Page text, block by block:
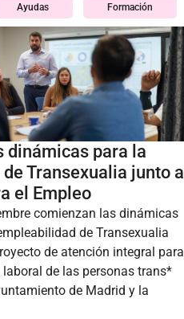
Ayudas Formación
dinámicas para la
Transexualia junto a
el Empleo
comienzan las dinámicas
de Transexualia
de atención integral para
de las personas trans*
de Madrid y la